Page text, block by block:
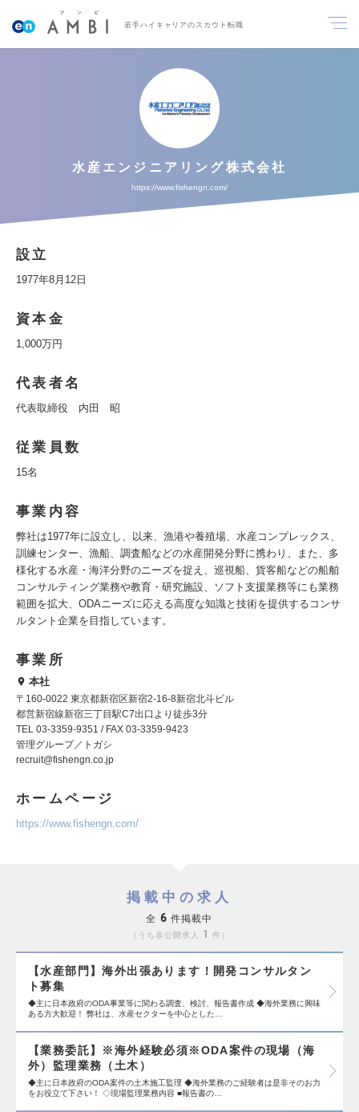
若手ハイキャリアのスカウト転職
水産エンジニアリング株式会社
https://www.fishengn.com/
設立
1977年8月12日
資本金
1,000万円
代表者名
代表取締役 内田 昭
従業員数
15名
事業内容
弊社は1977年に設立し、以来、漁港や養殖場、水産コンプレックス、
訓練センター、漁船、調査船などの水産開発分野に携わり、また、多
様化する水産・海洋分野のニーズを捉え、巡視船、貨客船などの船舶
コンサルティング業務や教育・研究施設、ソフト支援業務等にも業務
範囲を拡大、ODAニーズに応える高度な知識と技術を提供するコンサ
ルタント企業を目指しています。
事業所
本社
〒160-0022 東京都新宿区新宿2-16-8新宿北斗ビル
都営新宿線新宿三丁目駅C7出口より徒歩3分
TEL 03-3359-9351 / FAX 03-3359-9423
管理グループ／トガシ
recruit@fishengn.co.jp
ホームページ
https://www.fishengn.com/
掲載中の求人
全 6 件掲載中
うち非公開求人 1 件
【水産部門】海外出張あります！開発コンサルタン
ト募集
◆主に日本政府のODA事業等に関わる調査、検討、報告書作成 ◆海外業務に興味
ある方大歓迎！ 弊社は、水産セクターを中心とした…
【業務委託】※海外経験必須※ODA案件の現場（海
外）監理業務（土木）
◆主に日本政府のODA案件の土木施工監理 ◆海外業務のご経験者は是非そのお力
をお役立て下さい！ ◇現場監理業務内容 ■報告書の…